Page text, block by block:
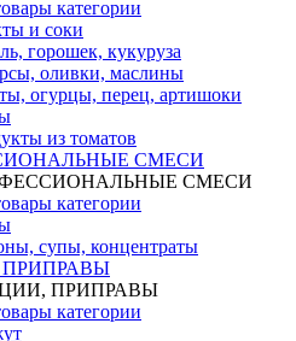
категории
и соки
горошек, кукуруза
оливки, маслины
огурцы, перец, артишоки
из томатов
СМЕСИ
СМЕСИ
категории
супы, концентраты
ПРИПРАВЫ
категории